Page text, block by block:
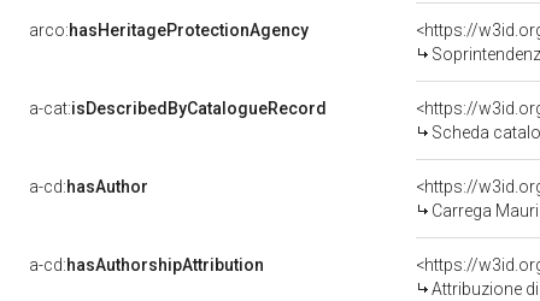
arco:hasHeritageProtectionAgency
<https://
a-cat:isDescribedByCatalogueRecord
<https://
Scheda
a-cd:hasAuthor
<https://
Carrega
a-cd:hasAuthorshipAttribution
<https://
Attribuzione